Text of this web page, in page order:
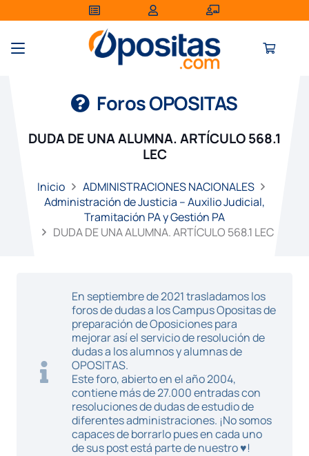
Foros OPOSITAS
DUDA DE UNA ALUMNA. ARTÍCULO 568.1
LEC
Inicio
ADMINISTRACIONES NACIONALES
Administración de Justicia – Auxilio Judicial,
Tramitación PA y Gestión PA
DUDA DE UNA ALUMNA. ARTÍCULO 568.1 LEC
En septiembre de 2021 trasladamos los
foros de dudas a los Campus Opositas de
preparación de Oposiciones para
mejorar así el servicio de resolución de
dudas a los alumnos y alumnas de
OPOSITAS.
Este foro, abierto en el año 2004,
contiene más de 27.000 entradas con
resoluciones de dudas de estudio de
diferentes administraciones. ¡No somos
capaces de borrarlo pues en cada uno
de sus post está parte de nuestro ♥!